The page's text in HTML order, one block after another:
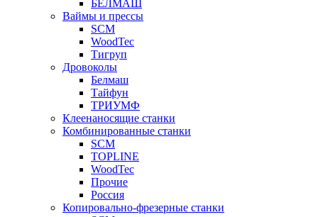
БЕЛМАШ
Ваймы и прессы
SCM
WoodTec
Тигруп
Дровоколы
Белмаш
Тайфун
ТРИУМФ
Клеенаносящие станки
Комбинированные станки
SCM
TOPLINE
WoodTec
Прочие
Россия
Копировально-фрезерные станки